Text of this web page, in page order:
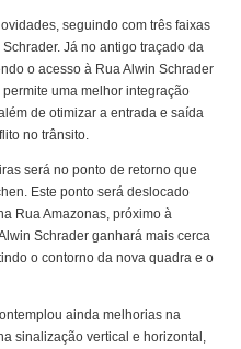
seguindo com três faixas
Já no antigo traçado da
o acesso à Rua Alwin Schrader
uma melhor integração
de otimizar a entrada e saída
no trânsito.
será no ponto de retorno que
Este ponto será deslocado
Rua Amazonas, próximo à
Schrader ganhará mais cerca
o contorno da nova quadra e o
ainda melhorias na
sinalização vertical e horizontal,